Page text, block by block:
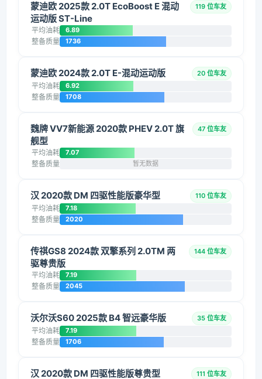
蒙迪欧 2025款 2.0T EcoBoost E 混动
运动版 ST-Line
119 位车友
平均油耗 6.89
整备质量 1736
蒙迪欧 2024款 2.0T E-混动运动版 20 位车友
平均油耗 6.92
整备质量 1708
魏牌 VV7新能源 2020款 PHEV 2.0T 旗
舰型
47 位车友
平均油耗 7.07
整备质量 暂无数据
汉 2020款 DM 四驱性能版豪华型 110 位车友
平均油耗 7.18
整备质量 2020
传祺GS8 2024款 双擎系列 2.0TM 两
驱尊贵版
144 位车友
平均油耗 7.19
整备质量 2045
沃尔沃S60 2025款 B4 智远豪华版 35 位车友
平均油耗 7.19
整备质量 1706
汉 2020款 DM 四驱性能版尊贵型 111 位车友